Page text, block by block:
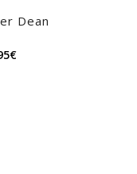
Dean
€